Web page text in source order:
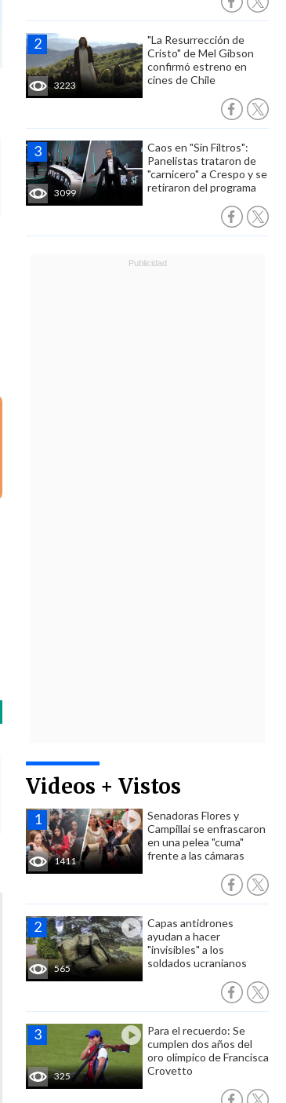
3223
"La Resurrección de
Cristo" de Mel Gibson
confirmó estreno en
cines de Chile
3099
Caos en "Sin Filtros":
Panelistas trataron de
"carnicero" a Crespo y se
retiraron del programa
Videos + Vistos
1411
Senadoras Flores y
Campillai se enfrascaron
en una pelea "cuma"
frente a las cámaras
565
Capas antidrones
ayudan a hacer
"invisibles" a los
soldados ucranianos
325
Para el recuerdo: Se
cumplen dos años del
oro olímpico de Francisca
Crovetto